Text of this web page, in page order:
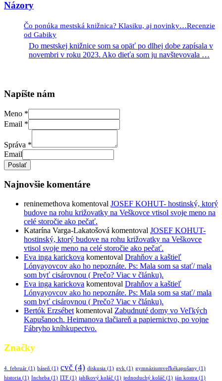
Názory
Čo ponúka mestská knižnica? Klasiku, aj novinky…Recenzie
od Gabiky
Do mestskej knižnice som sa opäť po dlhej dobe zapísala v
novembri v roku 2023. Ako dieťa som ju navštevovala …
Napíšte nám
Meno *
Email *
Správa *
Email
Poslať
Najnovšie komentáre
reninemethova komentoval JOSEF KOHUT- hostinský, ktorý
budove na rohu križovatky na Veškovce vtisol svoje meno na
celé storočie ako pečať.
Katarína Varga-Lakatošová komentoval JOSEF KOHUT-
hostinský, ktorý budove na rohu križovatky na Veškovce
vtisol svoje meno na celé storočie ako pečať.
Eva inga karickova komentoval Drahňov a kaštieľ
Lónyayovcov ako ho nepoznáte. Ps: Mala som sa stať/ mala
som byť cisárovnou ( Prečo? Viac v článku).
Eva inga karickova komentoval Drahňov a kaštieľ
Lónyayovcov ako ho nepoznáte. Ps: Mala som sa stať/ mala
som byť cisárovnou ( Prečo? Viac v článku).
Bertók Erzsébet komentoval Zabudnuté domy vo Veľkých
Kapušanoch. Heimanova tlačiareň a papiernictvo, po vojne
Fábryho kníhkupectvo.
Značky
4. február (1) báseň (1) cvč (4) diskusia (1) gvk (1) gymnáziumveľkékapušany (1)
historia (1) Incheba (1) ITF (1) jablkový koláč (1) jednoduchý koláč (1) ján kostra (1)